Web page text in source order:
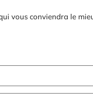
vous conviendra le